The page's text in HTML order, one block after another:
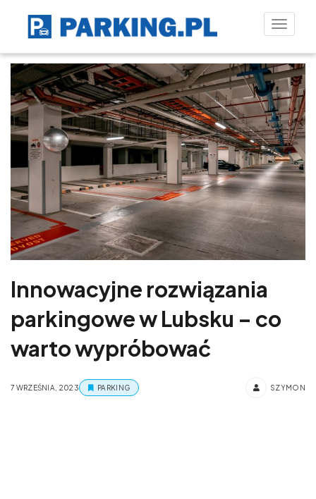
Toggle
Innowacyjne rozwiązania
parkingowe w Lubsku – co
warto wypróbować
7 WRZEŚNIA, 2023 PARKING SZYMON